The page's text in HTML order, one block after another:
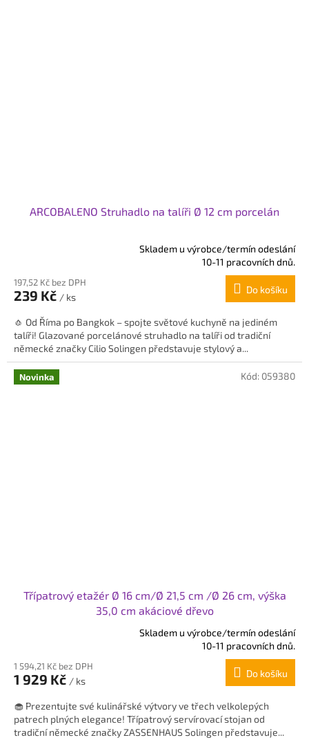
ARCOBALENO Struhadlo na talíři Ø 12 cm porcelán
produktu
je
z
5
hvězdiček.
Skladem u výrobce/termín odeslání
10-11 pracovních dnů.
197,52 Kč bez DPH
239 Kč / ks
Do košíku
🧄 Od Říma po Bangkok – spojte světové kuchyně na jediném
talíři! Glazované porcelánové struhadlo na talíři od tradiční
německé značky Cilio Solingen představuje stylový a...
Novinka
Třípatrový etažér Ø 16 cm/Ø 21,5 cm /Ø 26 cm, výška
35,0 cm akáciové dřevo
produktu
je
z
5
hvězdiček.
Skladem u výrobce/termín odeslání
10-11 pracovních dnů.
1 594,21 Kč bez DPH
1 929 Kč / ks
Do košíku
🧁 Prezentujte své kulinářské výtvory ve třech velkolepých
patrech plných elegance! Třípatrový servírovací stojan od
tradiční německé značky ZASSENHAUS Solingen představuje...
Kód: 059380